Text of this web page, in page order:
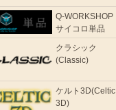
Q-WORKSHOP
サイコロ単品
クラシック
(Classic)
ケルト3D(Celtic
3D)